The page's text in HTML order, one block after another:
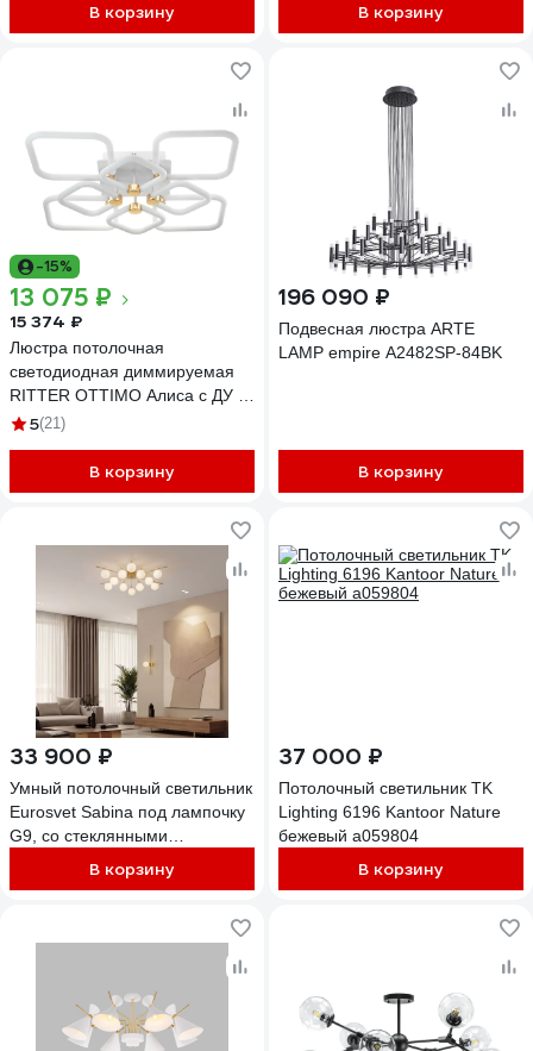
В корзину В корзину
-15%
13 075 ₽
15 374 ₽
Люстра потолочная
светодиодная диммируемая
RITTER OTTIMO Алиса с ДУ 3
режима 610x610x130 198Вт
белый/золото 51617 4
5(21)
В корзину
196 090 ₽
Подвесная люстра ARTE
LAMP empire A2482SP-84BK
В корзину
33 900 ₽
Умный потолочный светильник
Eurosvet Sabina под лампочку
G9, со стеклянными
В корзину
37 000 ₽
Потолочный светильник TK
Lighting 6196 Kantoor Nature
бежевый a059804
В корзину